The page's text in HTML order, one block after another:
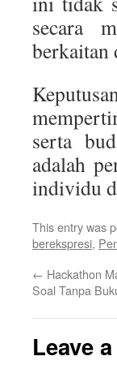
secara
berkaitan
serta
adalah
individu
This entry was
berekspresi,
← Hackathon
Soal Tanpa
Leave